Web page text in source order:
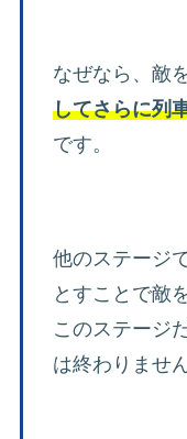
なぜなら、敵
してさらに列
です。
他のステージ
とすことで敵
このステージ
は終わりません